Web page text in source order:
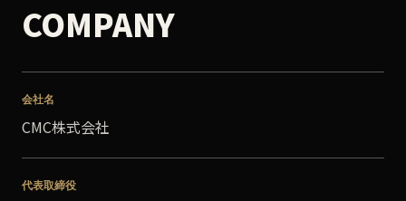
COMPANY
会社名
CMC株式会社
代表取締役